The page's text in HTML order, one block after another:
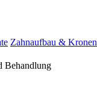
Zahnaufbau & Kronen
Behandlung